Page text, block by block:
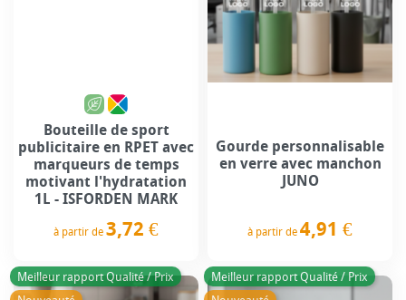
Bouteille de sport
publicitaire en RPET avec
marqueurs de temps
motivant l'hydratation
1L - ISFORDEN MARK
à partir de 3,72 €
Gourde personnalisable
en verre avec manchon
JUNO
à partir de 4,91 €
Meilleur rapport Qualité / Prix
Meilleur rapport Qualité / Prix